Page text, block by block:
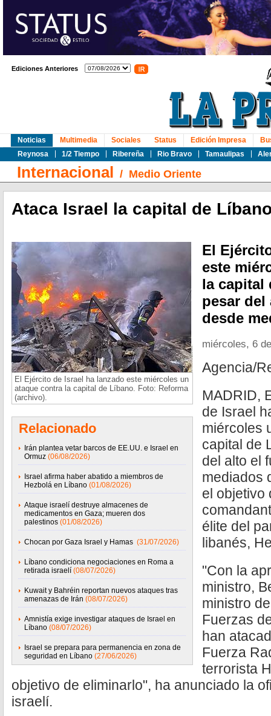
Ediciones Anteriores
Noticias
Reynosa
1/2 Tiempo Ribereña Rio Bravo Tamaulipas
Multimedia Sociales Status Edición Impresa
Internacional / Medio Oriente
Ataca Israel la capital de
El Ejército de Israel ha lanzado este miércoles un
ataque contra la capital de Líbano. Foto: Reforma
(archivo).
Relacionado
Irán plantea vetar barcos de EE.UU. e Israel en
Ormuz (06/08/2026)
Israel afirma haber abatido a miembros de
Hezbolá en Líbano (01/08/2026)
Ataque israelí destruye almacenes de
medicamentos en Gaza; mueren dos
palestinos (01/08/2026)
Chocan por Gaza Israel y Hamas (31/07/2026)
Líbano condiciona negociaciones en Roma a
retirada israelí (08/07/2026)
Kuwait y Bahréin reportan nuevos ataques tras
amenazas de Irán (08/07/2026)
Amnistía exige investigar ataques de Israel en
Líbano (08/07/2026)
Israel se prepara para permanencia en zona de
seguridad en Líbano (27/06/2026)
El
este
la capital
pesar
desde
miércoles, 6
Agencia/
MADRID,
de Israel
miércoles
capital de
del alto el
mediados
el objetivo
élite del
libanés,
"Con la
ministro,
ministro
Fuerzas
han
Fuerza
terrorista
objetivo de eliminarlo", ha anunciado la
israelí.